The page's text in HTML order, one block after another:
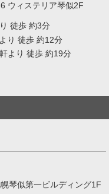
ウィステリア琴似2F
徒歩 約3分
り 徒歩 約12分
より 徒歩 約19分
琴似第一ビルディング1F